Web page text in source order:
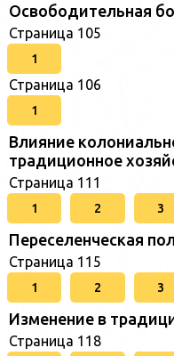
Освободительная
Страница 105
1
Страница 106
1
Влияние
традиционное
Страница 111
1 2 3
Переселенческая
Страница 115
1 2 3
Изменение в
Страница 118